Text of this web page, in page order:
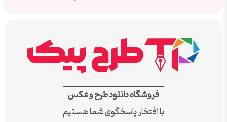
فروشگاه دانلود طرح و عکس
با افتخار پاسخگوی شما هستیم